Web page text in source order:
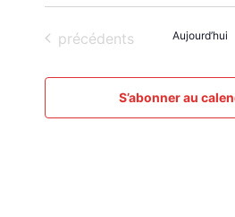
Évènements
précédents Aujourd’hui
S’abonner au